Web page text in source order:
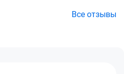
Все отзывы